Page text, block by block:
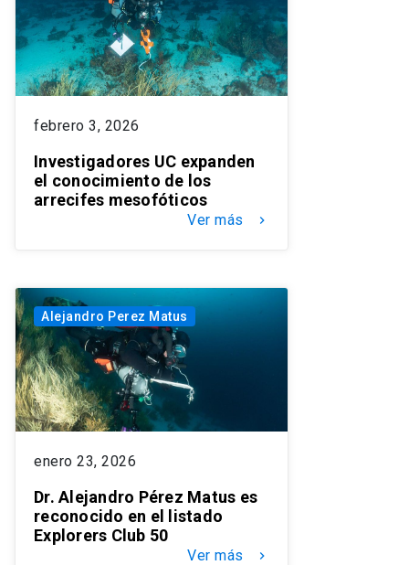
febrero 3, 2026
Investigadores UC expanden
el conocimiento de los
arrecifes mesofóticos
Ver más keyboard_arrow_right
Alejandro Perez Matus
enero 23, 2026
Dr. Alejandro Pérez Matus es
reconocido en el listado
Explorers Club 50
Ver más keyboard_arrow_right